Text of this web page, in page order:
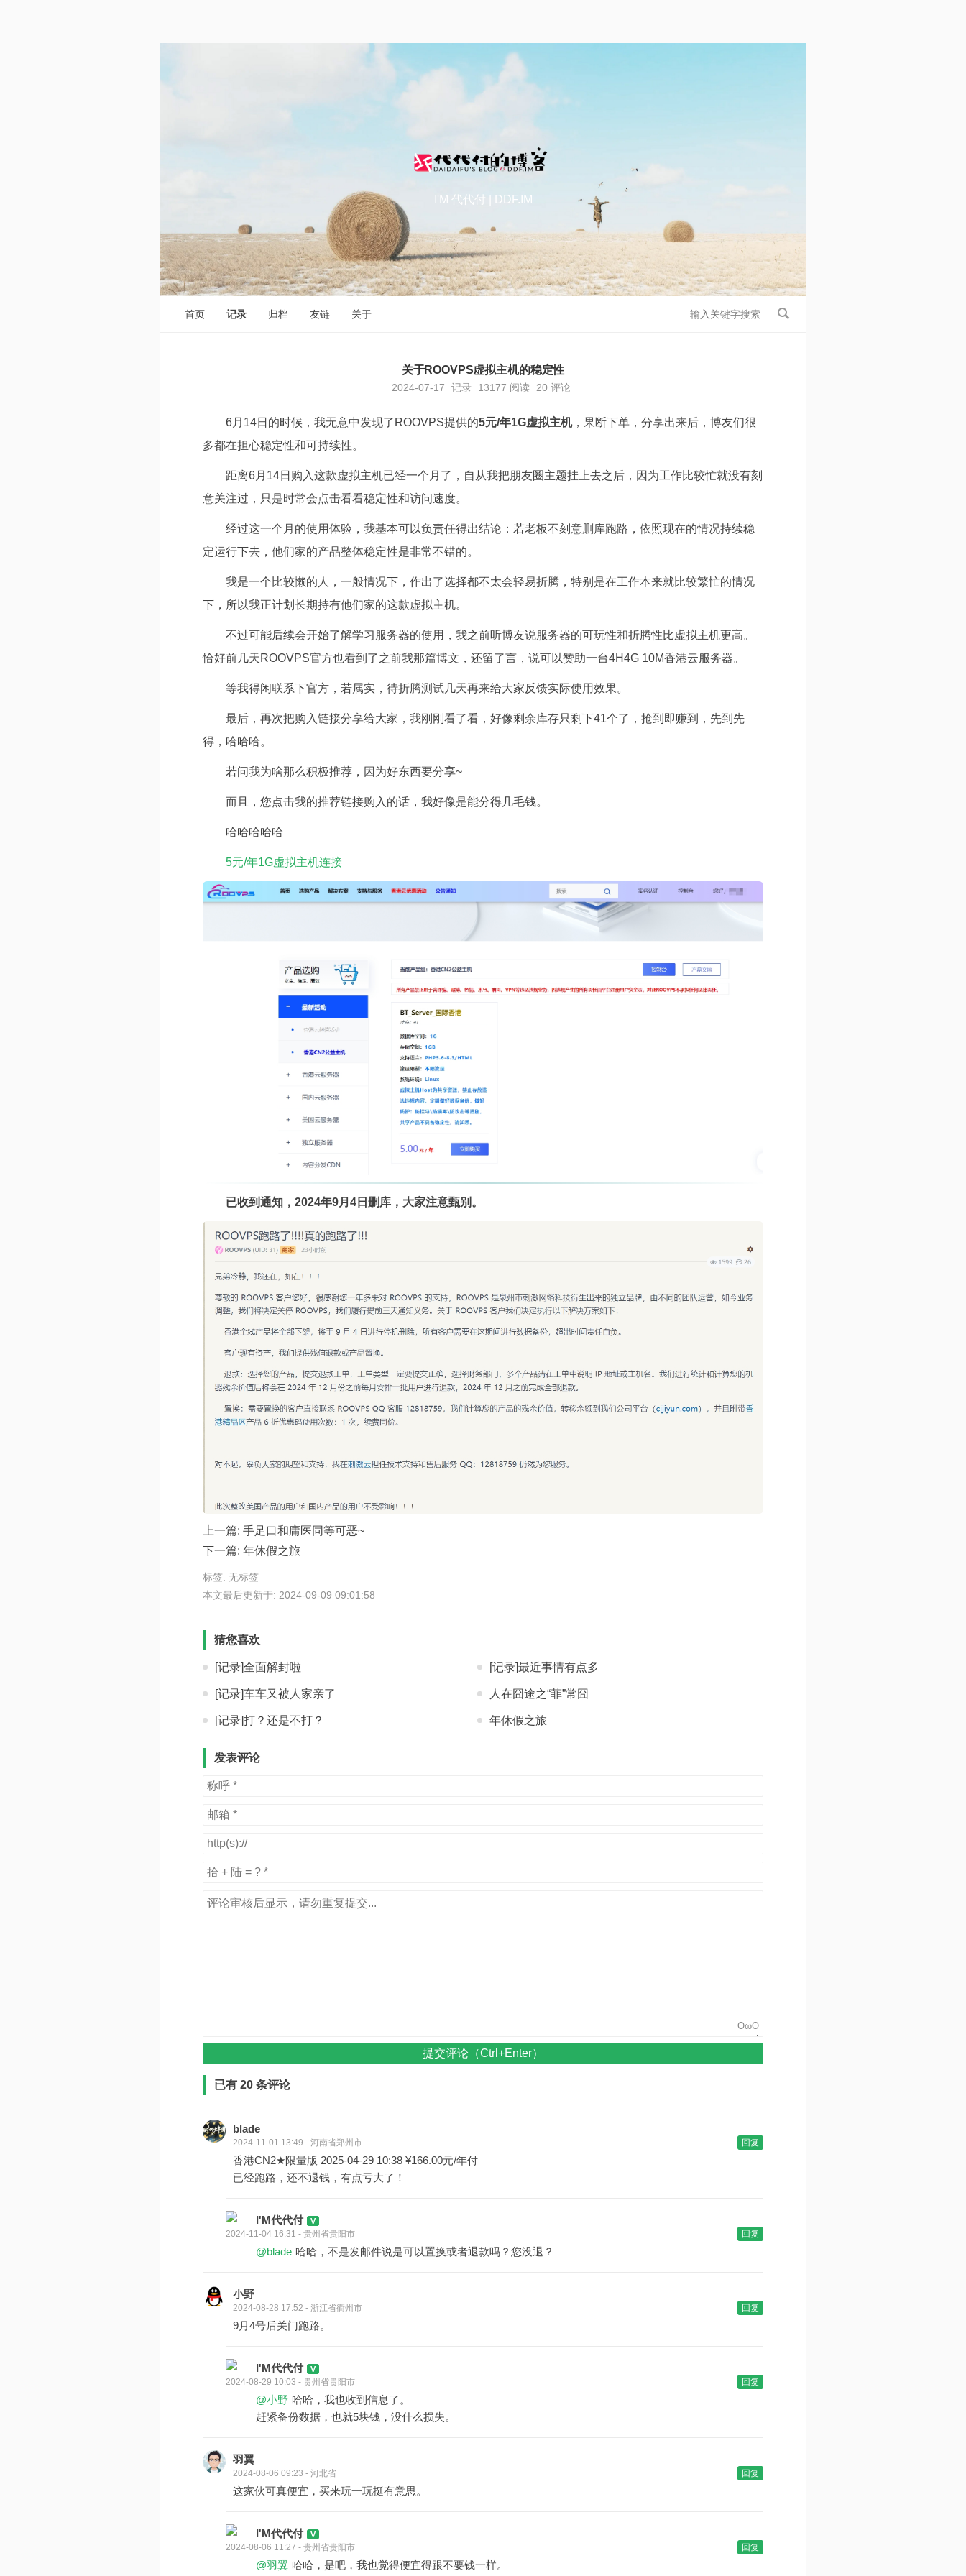
I'M 代代付 | DDF.IM
首页 记录 归档 友链 关于
关于ROOVPS虚拟主机的稳定性
2024-07-17 记录 13177 阅读 20 评论
6月14日的时候，我无意中发现了ROOVPS提供的5元/年1G虚拟主机，果断下单，分享出来后，博友们很
多都在担心稳定性和可持续性。
距离6月14日购入这款虚拟主机已经一个月了，自从我把朋友圈主题挂上去之后，因为工作比较忙就没有刻
意关注过，只是时常会点击看看稳定性和访问速度。
经过这一个月的使用体验，我基本可以负责任得出结论：若老板不刻意删库跑路，依照现在的情况持续稳
定运行下去，他们家的产品整体稳定性是非常不错的。
我是一个比较懒的人，一般情况下，作出了选择都不太会轻易折腾，特别是在工作本来就比较繁忙的情况
下，所以我正计划长期持有他们家的这款虚拟主机。
不过可能后续会开始了解学习服务器的使用，我之前听博友说服务器的可玩性和折腾性比虚拟主机更高。
恰好前几天ROOVPS官方也看到了之前我那篇博文，还留了言，说可以赞助一台4H4G 10M香港云服务器。
等我得闲联系下官方，若属实，待折腾测试几天再来给大家反馈实际使用效果。
最后，再次把购入链接分享给大家，我刚刚看了看，好像剩余库存只剩下41个了，抢到即赚到，先到先
得，哈哈哈。
若问我为啥那么积极推荐，因为好东西要分享~
而且，您点击我的推荐链接购入的话，我好像是能分得几毛钱。
哈哈哈哈哈
5元/年1G虚拟主机连接
已收到通知，2024年9月4日删库，大家注意甄别。
上一篇: 手足口和庸医同等可恶~
下一篇: 年休假之旅
标签: 无标签
本文最后更新于: 2024-09-09 09:01:58
猜您喜欢
[记录]全面解封啦 [记录]最近事情有点多
[记录]车车又被人家亲了 人在囧途之“菲”常囧
[记录]打？还是不打？ 年休假之旅
发表评论
OωO
提交评论（Ctrl+Enter）
已有 20 条评论
blade
2024-11-01 13:49 - 河南省郑州市 回复
香港CN2★限量版 2025-04-29 10:38 ¥166.00元/年付
已经跑路，还不退钱，有点亏大了！
I'M代代付
2024-11-04 16:31 - 贵州省贵阳市 回复
@blade 哈哈，不是发邮件说是可以置换或者退款吗？您没退？
小野
2024-08-28 17:52 - 浙江省衢州市 回复
9月4号后关门跑路。
I'M代代付
2024-08-29 10:03 - 贵州省贵阳市 回复
@小野 哈哈，我也收到信息了。
赶紧备份数据，也就5块钱，没什么损失。
羽翼
2024-08-06 09:23 - 河北省 回复
这家伙可真便宜，买来玩一玩挺有意思。
I'M代代付
2024-08-06 11:27 - 贵州省贵阳市 回复
@羽翼 哈哈，是吧，我也觉得便宜得跟不要钱一样。